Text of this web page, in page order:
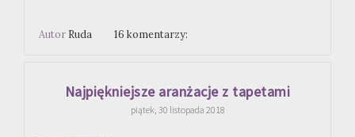
Autor Ruda 16 komentarzy:
Najpiękniejsze aranżacje z tapetami
piątek, 30 listopada 2018